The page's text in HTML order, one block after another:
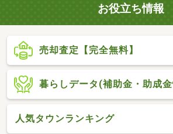
お役立ち情報
売却査定【完全無料】
暮らしデータ(補助金・助成
人気タウンランキング